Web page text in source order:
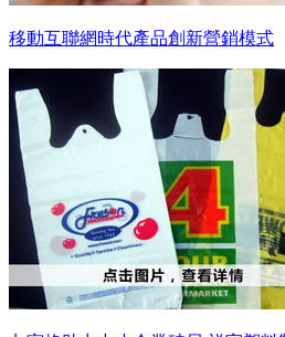
移動互聯網時代產品創新營銷模式